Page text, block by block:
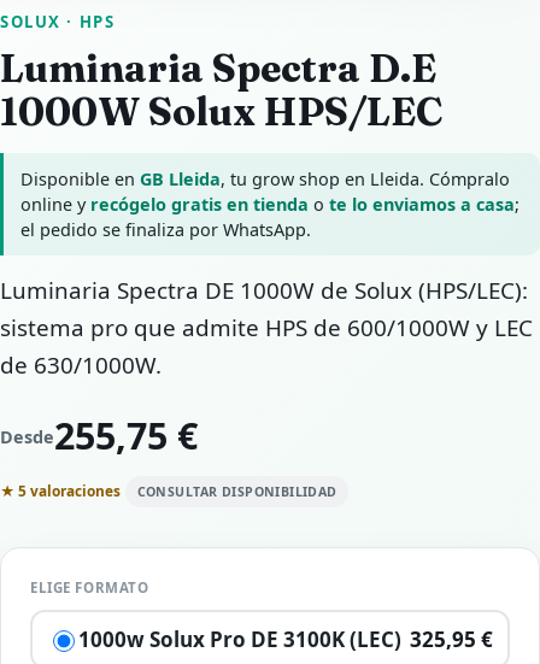
SOLUX · HPS
Luminaria Spectra D.E
1000W Solux HPS/LEC
Disponible enGB Lleida, tu grow shop en Lleida. Cómpralo
online y recógelo gratis en tienda ote lo enviamos a casa;
el pedido se finaliza por WhatsApp.
Luminaria Spectra DE 1000W de Solux (HPS/LEC):
sistema pro que admite HPS de 600/1000W y LEC
de 630/1000W.
Desde255,75 €
★ 5 valoraciones CONSULTAR DISPONIBILIDAD
ELIGE FORMATO
1000w Solux Pro DE 3100K (LEC) 325,95 €